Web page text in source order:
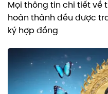
Mọi thông tin chi tiết về
hoàn thành đều được
ký hợp đồng